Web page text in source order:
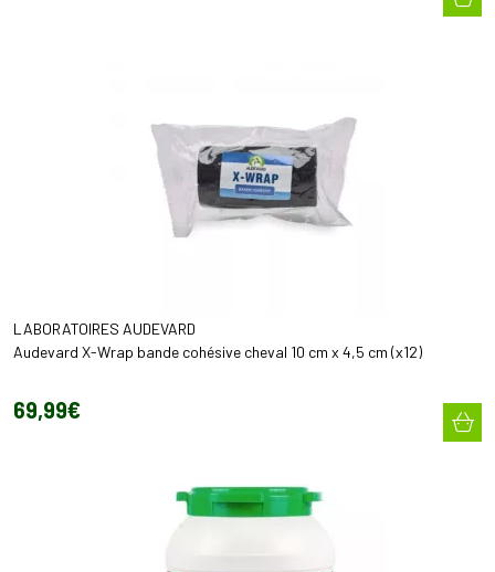
LABORATOIRES AUDEVARD
Audevard X-Wrap bande cohésive cheval 10 cm x 4,5 cm (x12)
69,99€